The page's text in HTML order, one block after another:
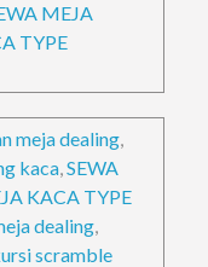
MEJA
TYPE
meja dealing,
kaca,SEWA
KACA TYPE
dealing,
scramble